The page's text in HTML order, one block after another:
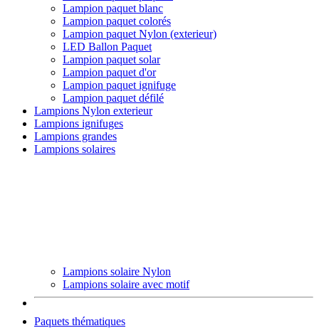
Lampion paquet blanc
Lampion paquet colorés
Lampion paquet Nylon (exterieur)
LED Ballon Paquet
Lampion paquet solar
Lampion paquet d'or
Lampion paquet ignifuge
Lampion paquet défilé
Lampions Nylon exterieur
Lampions ignifuges
Lampions grandes
Lampions solaires
Lampions solaire Nylon
Lampions solaire avec motif
Paquets thématiques